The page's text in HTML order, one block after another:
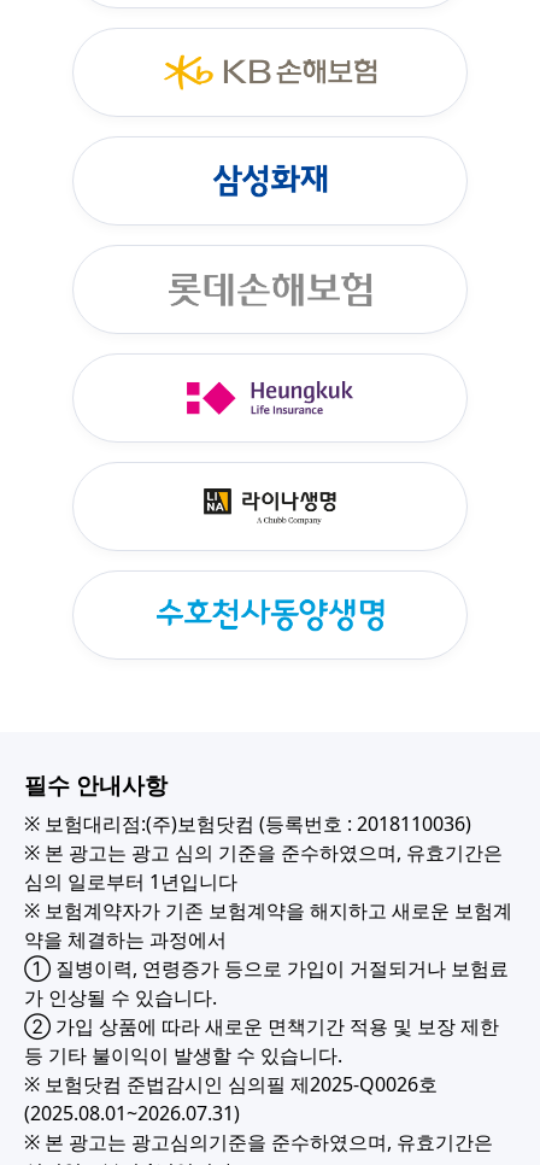
필수 안내사항
※ 보험대리점:(주)보험닷컴 (등록번호 : 2018110036)
※ 본 광고는 광고 심의 기준을 준수하였으며, 유효기간은
심의 일로부터 1년입니다
※ 보험계약자가 기존 보험계약을 해지하고 새로운 보험계
약을 체결하는 과정에서
① 질병이력, 연령증가 등으로 가입이 거절되거나 보험료
가 인상될 수 있습니다.
② 가입 상품에 따라 새로운 면책기간 적용 및 보장 제한
등 기타 불이익이 발생할 수 있습니다.
※ 보험닷컴 준법감시인 심의필 제2025-Q0026호
(2025.08.01~2026.07.31)
※ 본 광고는 광고심의기준을 준수하였으며, 유효기간은